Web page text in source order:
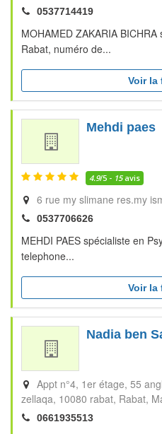
0537714419
MOHAMED ZAKARIA
Rabat, numéro de...
Voir la
Mehdi paes
4.9/5 - 15avis
6 rue my slimane res.my
0537706626
MEHDI PAES spécialiste en
telephone...
Voir la
Nadia ben
Appt n°4, 1er étage, 55
zellaqa, 10080 rabat Rabat
0661935513